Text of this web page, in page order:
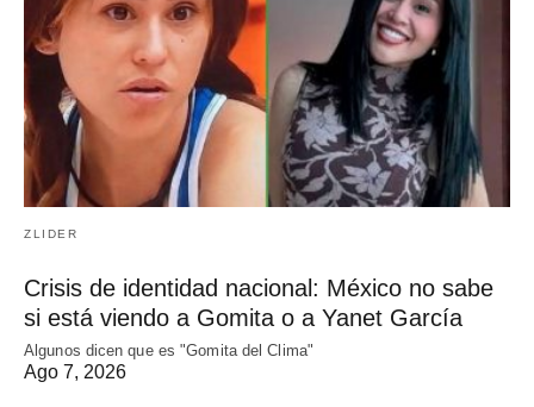
ZLIDER
Crisis de identidad nacional: México no sabe
si está viendo a Gomita o a Yanet García
Algunos dicen que es "Gomita del Clima"
Ago 7, 2026